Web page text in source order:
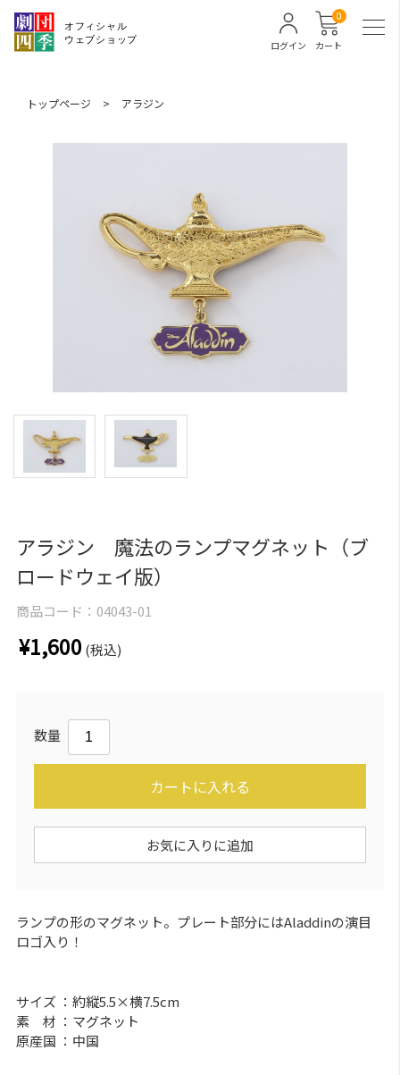
カート
0
ログイン
トップページ > アラジン
アラジン 魔法のランプマグネット（ブ
ロードウェイ版）
商品コード： 04043-01
¥1,600 (税込)
数量
カートに入れる
お気に入りに追加
ランプの形のマグネット。プレート部分にはAladdinの演目
ロゴ入り！
サイズ ：約縦5.5×横7.5cm
素 材 ：マグネット
原産国 ：中国